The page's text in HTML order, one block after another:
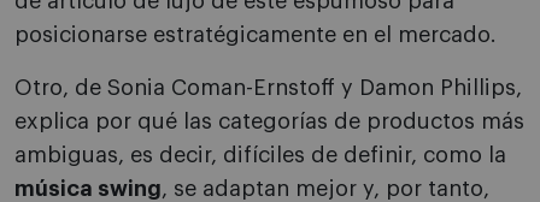
posicionarse estratégicamente en el mercado.
Otro, de Sonia Coman-Ernstoff y Damon Phillips,
explica por qué las categorías de productos más
ambiguas, es decir, difíciles de definir, como la
música swing, se adaptan mejor y, por tanto,